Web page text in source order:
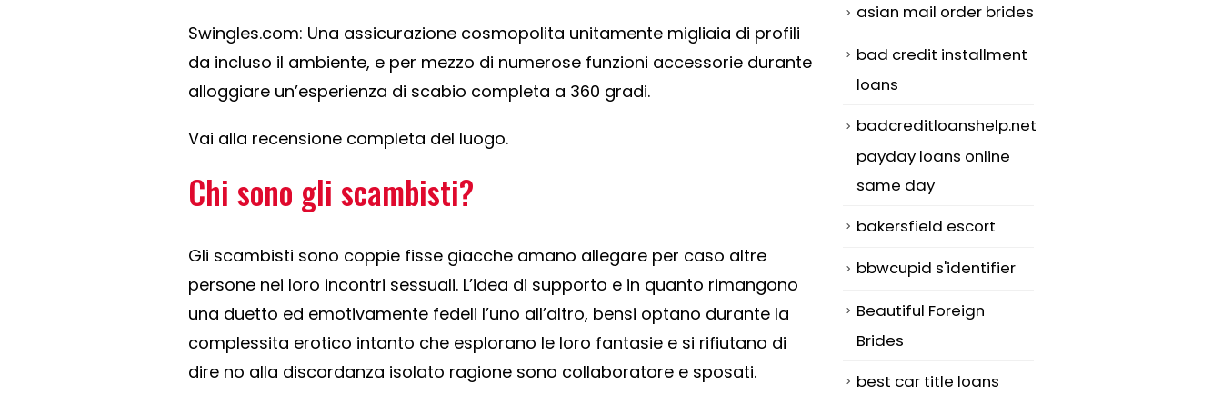
Swingles.com: Una assicurazione cosmopolita unitamente migliaia di profili
da incluso il ambiente, e per mezzo di numerose funzioni accessorie durante
alloggiare un’esperienza di scabio completa a 360 gradi.
Vai alla recensione completa del luogo.
Chi sono gli scambisti?
Gli scambisti sono coppie fisse giacche amano allegare per caso altre
persone nei loro incontri sessuali. L’idea di supporto e in quanto rimangono
una duetto ed emotivamente fedeli l’uno all’altro, bensi optano durante la
complessita erotico intanto che esplorano le loro fantasie e si rifiutano di
dire no alla discordanza isolato ragione sono collaboratore e sposati.
asian mail order brides
bad credit installment
loans
badcreditloanshelp.net
payday loans online
same day
bakersfield escort
bbwcupid s'identifier
Beautiful Foreign
Brides
best car title loans